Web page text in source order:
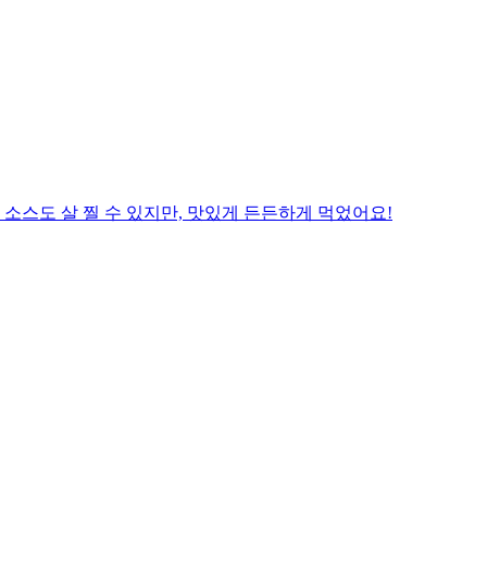
스도 살 찔 수 있지만, 맛있게 든든하게 먹었어요!